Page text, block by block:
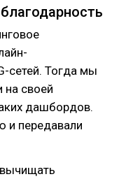
сетей. Тогда мы
на своей
дашбордов.
и передавали